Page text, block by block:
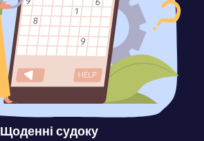
Щоденні судоку